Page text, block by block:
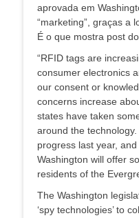
aprovada em
“marketing”, graças a
É o que mostra post do
“RFID tags are
consumer electronics
our consent or
concerns increase
states have taken
around the
progress last year,
Washington will offer
residents of the
The Washington
‘spy technologies’ to